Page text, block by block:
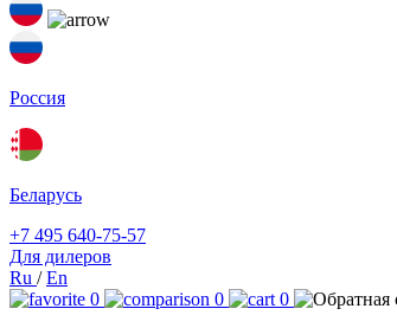
Россия
Беларусь
+7 495 640-75-57
Для дилеров
Ru /En
0
0
0